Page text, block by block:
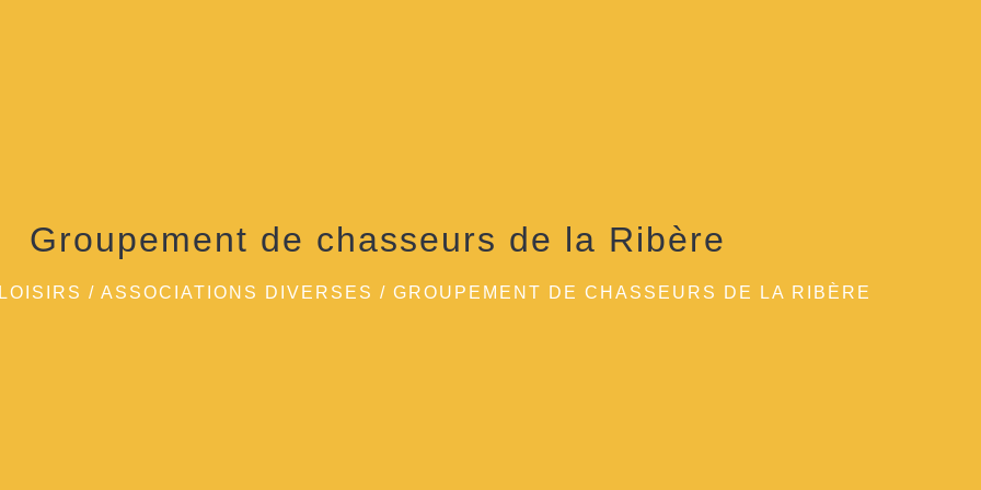
Groupement de chasseurs de la Ribère
LOISIRS /ASSOCIATIONS DIVERSES /GROUPEMENT DE CHASSEURS DE LA RIBÈRE